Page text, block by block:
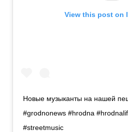
View this post on
Новые музыканты на нашей
#grodnonews #hrodna
#streetmusic